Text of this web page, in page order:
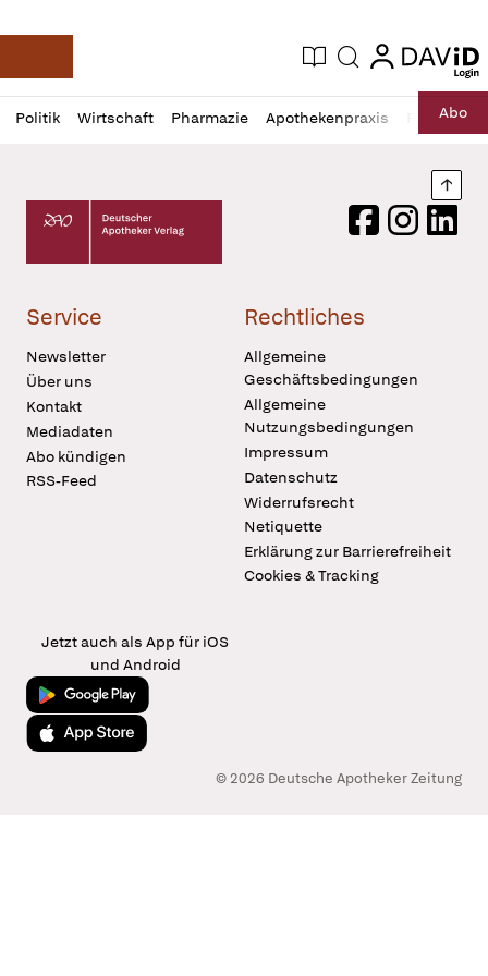
Deutsche Apotheker Zeitung
Aktuelle Ausgabe
Suche login
login
Politik Wirtschaft Pharmazie Apothekenpraxis RechtAbo
Profil
öffnen
Daz
Pur
Deutscher Apotheker Verlag Logo
FacebookInstagram
Service
Newsletter
Über uns
Kontakt
Mediadaten
Abo kündigen
RSS-Feed
Rechtliches
Allgemeine
Geschäftsbedingungen
Allgemeine
Nutzungsbedingungen
Impressum
Datenschutz
Widerrufsrecht
Netiquette
Erklärung zur Barrierefreiheit
Cookies & Tracking
Jetzt auch als App für iOS
und Android
Jetzt bei Google Play
Laden im App Store
© 2026 Deutsche Apotheker Zeitung